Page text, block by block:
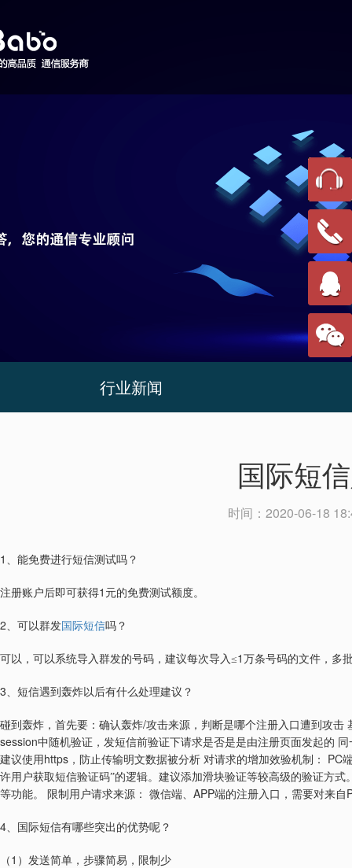
行业新闻
国际短
时间： 2020-06-18
1 、能免费进行短信测试吗？
注册账户后即可获得1 元的免费测试额度。
2、可以群发 国际短信吗？
可以，可以系统导入群发的号码，建议每次导入≤1 万条号码的文件，多
3、短信遇到轰炸以后有什么处理建议？
碰到轰炸，首先要：确认轰炸/攻击来源，判断是哪个注册入口遭到攻击
session中随机验证，发短信前验证下请求是否是是由注册页面发起的
建议使用 https ，防止传输明文数据被分析 对请求的增加效验机制： PC
许用户获取短信验证码”的逻辑。建议添加滑块验证等较高级的验证方式
等功能。
限制用户请求来源： 微信端、 APP端的注册入口，需要对来自
4、国际短信有哪些突出的优势呢？
（ 1 ）发送简单，步骤简易，限制少